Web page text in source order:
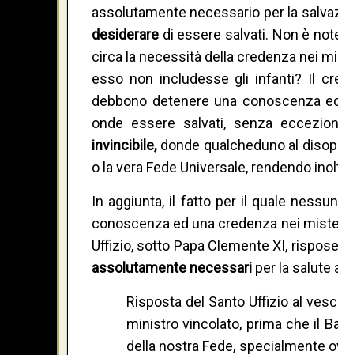
assolutamente necessario per la
desiderare di essere salvati. Non è
circa la necessità della credenza nei
esso non includesse gli infanti? Il
debbono detenere una conoscenza
onde essere salvati, senza
invincibile, donde qualcheduno al
o la vera Fede Universale, rendendo
In aggiunta, il fatto per il quale
conoscenza ed una credenza nei
Uffizio, sotto Papa Clemente XI,
assolutamente necessari per la salute
Risposta del Santo Uffizio al
ministro vincolato, prima che il
della nostra Fede, specialmente